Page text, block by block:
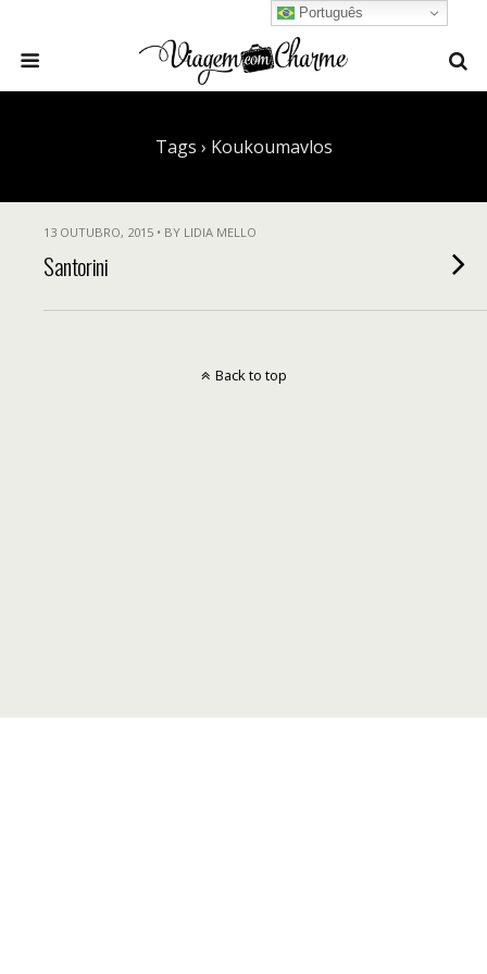
Tags › Koukoumavlos
13 OUTUBRO, 2015 • BY LIDIA MELLO
Santorini
Português
Back to top